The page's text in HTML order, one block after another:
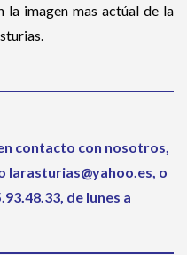
la imagen mas actúal de la
contacto con nosotros,
larasturias@yahoo.es , o
de lunes a